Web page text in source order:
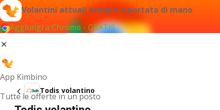
Volantini attuali sempre a portata di mano
Aggiungi a Chrome - GRATIS
App Kimbino
Tutte le offerte in un posto
Todis volantino